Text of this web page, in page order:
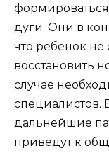
дуги. Они в
что ребенок не
восстановить
случае
специалистов.
дальнейшие
приведут к